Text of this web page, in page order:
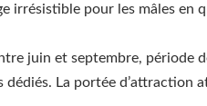
irrésistible pour les mâles en
juin et septembre,
dédiés. La portée